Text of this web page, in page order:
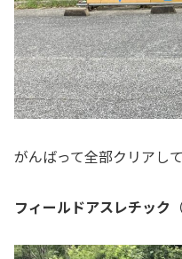
がんばって全部クリアして
フィールドアスレチック